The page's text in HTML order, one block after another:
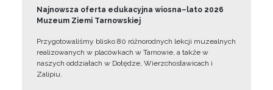
Najnowsza oferta edukacyjna wiosna–lato 2026
Muzeum Ziemi Tarnowskiej
Przygotowaliśmy blisko 80 różnorodnych lekcji muzealnych
realizowanych w placówkach w Tarnowie, a także w
naszych oddziałach w Dołędze, Wierzchosławicach i
Zalipiu.